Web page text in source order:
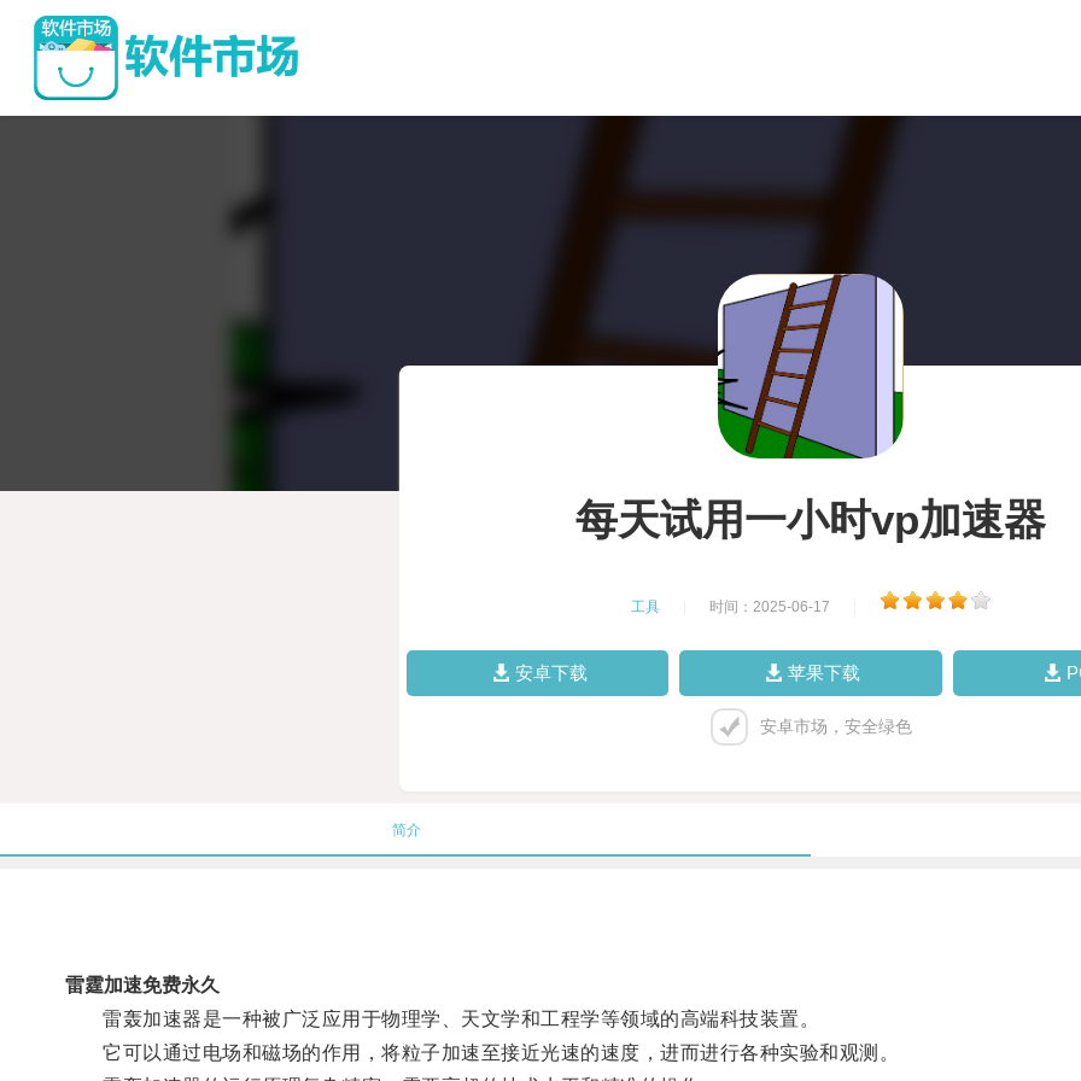
每天试用一小时vp加速器
工具 时间：2025-06-17
安卓下载 苹果下载
安卓市场，安全绿色
简介
雷霆加速免费永久
雷轰加速器是一种被广泛应用于物理学、天文学和工程学等领域的高端科技装置。
它可以通过电场和磁场的作用，将粒子加速至接近光速的速度，进而进行各种实验和观测。